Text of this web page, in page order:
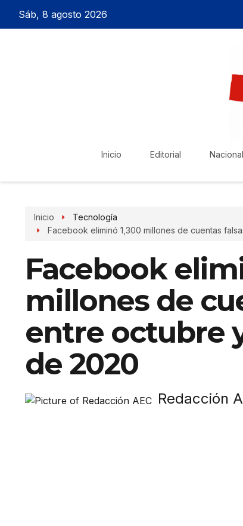
Sáb, 8 agosto 2026
Inicio Editorial Nacional
Inicio
Tecnología
Facebook eliminó 1,300 millones de cuentas
Facebook
millones de
entre octubre
de 2020
Redacción